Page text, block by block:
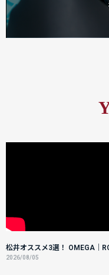
松井オススメ3選！ OMEGA｜
2026/08/05